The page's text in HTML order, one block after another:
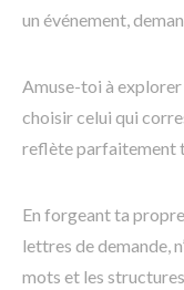
un événement,
Amuse-toi à
choisir celui qui
reflète parfaitement
En forgeant ta
lettres de demande,
mots et les